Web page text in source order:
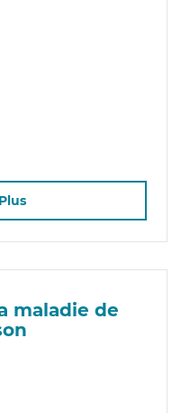
maladie de